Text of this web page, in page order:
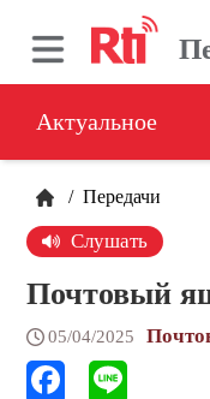
Актуальное
/ Передачи
Слушать
Почтовый
05/04/2025